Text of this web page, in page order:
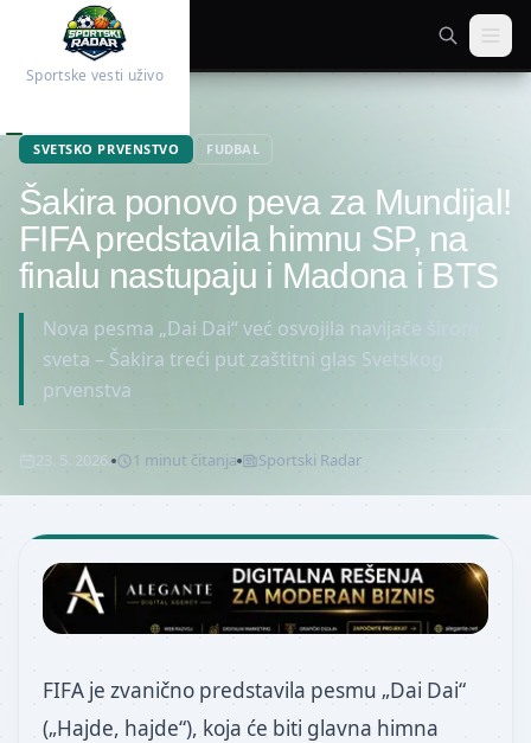
Sportske vesti uživo
SVETSKO PRVENSTVO FUDBAL
Šakira ponovo peva za Mundijal!
FIFA predstavila himnu SP, na
finalu nastupaju i Madona i BTS
Nova pesma „Dai Dai“ već osvojila navijače širom
sveta – Šakira treći put zaštitni glas Svetskog
prvenstva
23. 5. 2026. 1 minut čitanja Sportski Radar
FIFA je zvanično predstavila pesmu „Dai Dai“
(„Hajde, hajde“), koja će biti glavna himna